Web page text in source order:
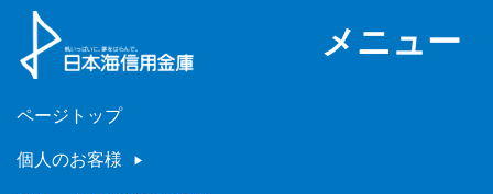
メニュー
ページトップ
個人のお客様